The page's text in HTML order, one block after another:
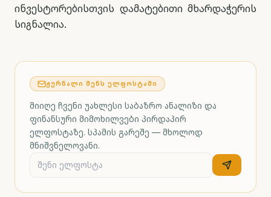
ინვესტორებისთვის დამატებითი მხარდაჭერის
სიგნალია.
ᲟᲣᲠᲜᲐᲚᲘ ᲨᲔᲜᲡ ᲔᲚᲤᲝᲡᲢᲐᲨᲘ
მიიღე ჩვენი უახლესი საბაზრო ანალიზი და
ფინანსური მიმოხილვები პირდაპირ
ელფოსტაზე. სპამის გარეშე — მხოლოდ
მნიშვნელოვანი.